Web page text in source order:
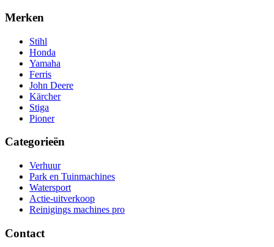
Merken
Stihl
Honda
Yamaha
Ferris
John Deere
Kärcher
Stiga
Pioner
Categorieën
Verhuur
Park en Tuinmachines
Watersport
Actie-uitverkoop
Reinigings machines pro
Contact